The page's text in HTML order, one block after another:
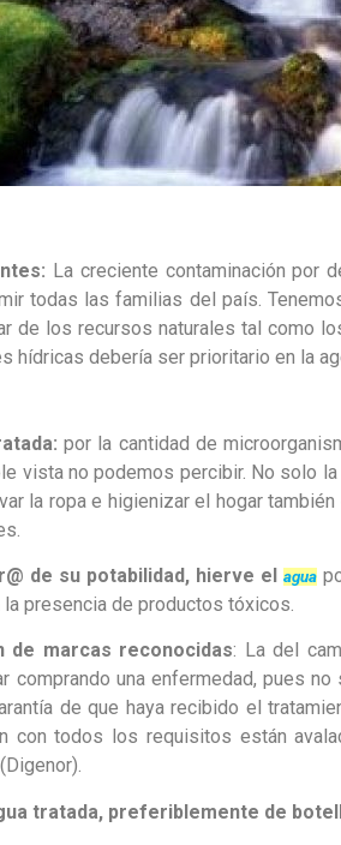
La creciente contaminación por
todas las familias del país.
de los recursos naturales tal como
hídricas debería ser prioritario en la
por la cantidad de
vista no podemos percibir. No solo
la ropa e higienizar el hogar
de su potabilidad, hierve el agua
presencia de productos tóxicos.
de marcas reconocidas: La del
comprando una enfermedad, pues
de que haya recibido el
con todos los requisitos están
tratada, preferiblemente de